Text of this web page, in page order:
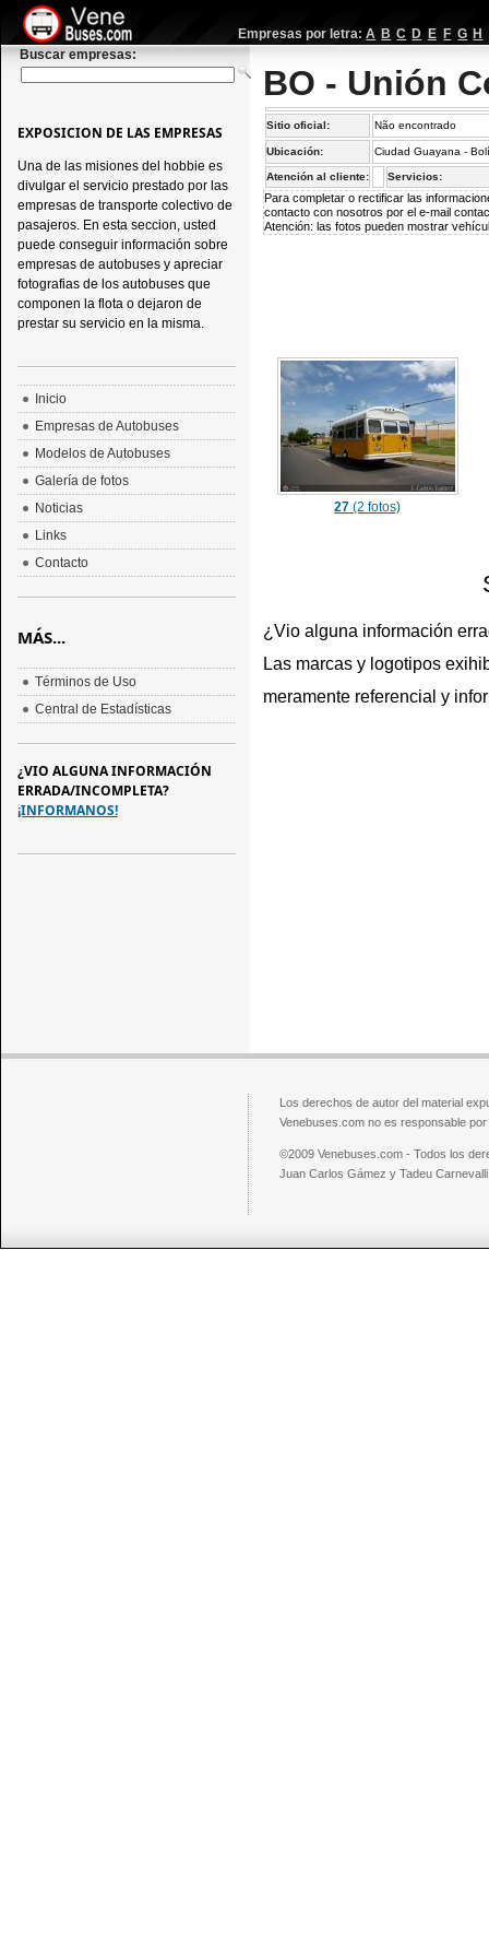
Empresas por letra: A B C D E F G H
Buscar empresas:
BO - Unión
Sitio oficial: Não encontrado
Ubicación: Ciudad Guayana -
Atención al cliente: Servicios:
Para completar o rectificar las
contacto con nosotros por el e-mail
Atención: las fotos pueden mostrar
27 (2 fotos)
¿Vio alguna información
Las marcas y logotipos
meramente referencial y
EXPOSICION DE LAS EMPRESAS
Una de las misiones del hobbie es
divulgar el servicio prestado por las
empresas de transporte colectivo de
pasajeros. En esta seccion, usted
puede conseguir información sobre
empresas de autobuses y apreciar
fotografias de los autobuses que
componen la flota o dejaron de
prestar su servicio en la misma.
Inicio
Empresas de Autobuses
Modelos de Autobuses
Galería de fotos
Noticias
Links
Contacto
MÁS...
Términos de Uso
Central de Estadísticas
¿VIO ALGUNA INFORMACIÓN
ERRADA/INCOMPLETA?
¡INFORMANOS!
Los derechos de autor del material
Venebuses.com no es responsable
©2009 Venebuses.com - Todos los
Juan Carlos Gámez y Tadeu Carnevalli